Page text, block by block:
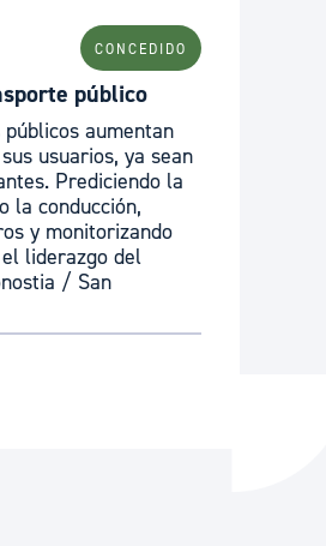
CONCEDIDO
público
aumentan
usuarios, ya sean
Prediciendo la
la conducción,
y monitorizando
liderazgo del
/ San